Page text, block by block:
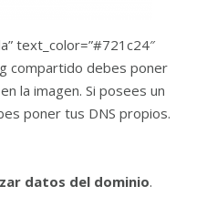
text_color=”#721c24″
compartido debes poner
la imagen. Si posees un
poner tus DNS propios.
datos del dominio.